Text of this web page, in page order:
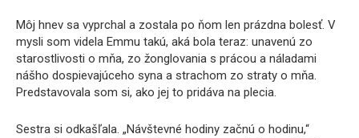
Môj hnev sa vyprchal a zostala po ňom len prázdna bolesť. V
mysli som videla Emmu takú, aká bola teraz: unavenú zo
starostlivosti o mňa, zo žonglovania s prácou a náladami
nášho dospievajúceho syna a strachom zo straty o mňa.
Predstavovala som si, ako jej to pridáva na plecia.
Sestra si odkašľala. „Návštevné hodiny začnú o hodinu,“